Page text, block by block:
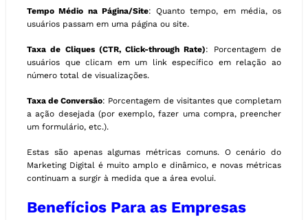
Tempo Médio na Página/Site: Quanto tempo, em média, os
usuários passam em uma página ou site.
Taxa de Cliques (CTR, Click-through Rate): Porcentagem de
usuários que clicam em um link específico em relação ao
número total de visualizações.
Taxa de Conversão: Porcentagem de visitantes que completam
a ação desejada (por exemplo, fazer uma compra, preencher
um formulário, etc.).
Estas são apenas algumas métricas comuns. O cenário do
Marketing Digital é muito amplo e dinâmico, e novas métricas
continuam a surgir à medida que a área evolui.
Benefícios Para as Empresas